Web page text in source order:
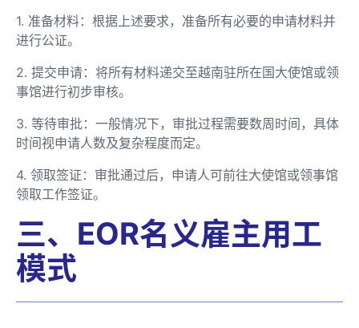
1. 准备材料：根据上述要求，准备所有必要的申请材料并
进行公证。
2. 提交申请：将所有材料递交至越南驻所在国大使馆或领
事馆进行初步审核。
3. 等待审批：一般情况下，审批过程需要数周时间，具体
时间视申请人数及复杂程度而定。
4. 领取签证：审批通过后，申请人可前往大使馆或领事馆
领取工作签证。
三、EOR名义雇主用工
模式